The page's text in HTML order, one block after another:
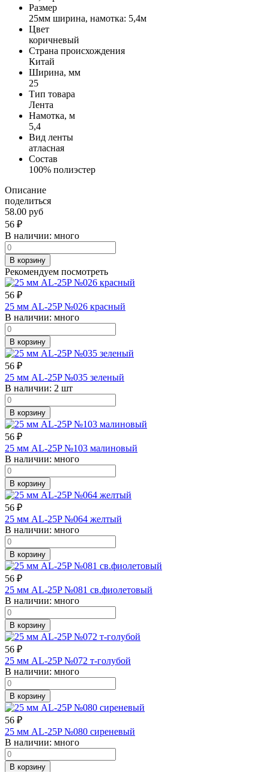
Размер
25мм ширина, намотка: 5,4м
Цвет
коричневый
Страна происхождения
Китай
Ширина, мм
25
Тип товара
Лента
Намотка, м
5,4
Вид ленты
атласная
Состав
100% полиэстер
Описание
поделиться
58.00 руб
56 ₽
В наличии: много
В корзину
Рекомендуем посмотреть
56 ₽
25 мм AL-25P №026 красный
В наличии: много
В корзину
56 ₽
25 мм AL-25P №035 зеленый
В наличии: 2 шт
В корзину
56 ₽
25 мм AL-25P №103 малиновый
В наличии: много
В корзину
56 ₽
25 мм AL-25P №064 желтый
В наличии: много
В корзину
56 ₽
25 мм AL-25P №081 св.фиолетовый
В наличии: много
В корзину
56 ₽
25 мм AL-25P №072 т-голубой
В наличии: много
В корзину
56 ₽
25 мм AL-25P №080 сиреневый
В наличии: много
В корзину